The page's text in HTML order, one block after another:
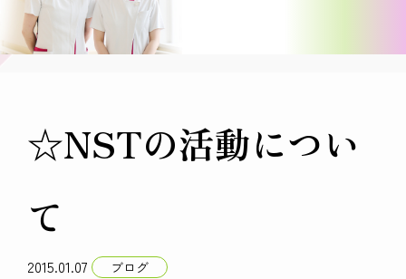
☆NSTの活動につい
て
2015.01.07 ブログ